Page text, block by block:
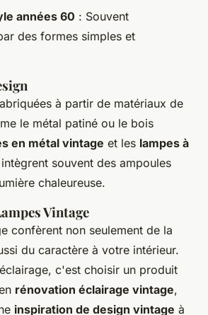
années 60 : Souvent
des formes simples et
à partir de matériaux de
le métal patiné ou le bois
en métal vintage et les lampes à
intègrent souvent des ampoules
chaleureuse.
Vintage
confèrent non seulement de la
du caractère à votre intérieur.
c'est choisir un produit
rénovation éclairage vintage,
inspiration de design vintage à